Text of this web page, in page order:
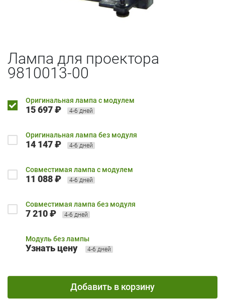
Лампа для проектора
9810013-00
Оригинальная лампа с модулем
15 697 ₽ 4-6 дней
Оригинальная лампа без модуля
14 147 ₽ 4-6 дней
Совместимая лампа с модулем
11 088 ₽ 4-6 дней
Совместимая лампа без модуля
7 210 ₽ 4-6 дней
Модуль без лампы
Узнать цену 4-6 дней
Добавить в корзину